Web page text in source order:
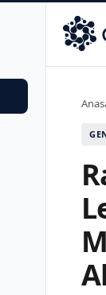
No: 17/2A,